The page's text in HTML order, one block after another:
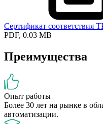
Сертификат соответствия
PDF, 0.03 MB
Преимущества
Опыт работы
Более 30 лет на рынке в
автоматизации.